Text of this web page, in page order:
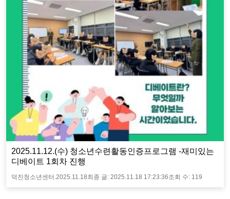
2025.11.12.(수) 청소년수련활동인증프로그램 -재미있는
디베이트 1회차 진행
덕진청소년센터. 2025.11.18최종 글: 2025.11.18 17:23:36조회 수: 119